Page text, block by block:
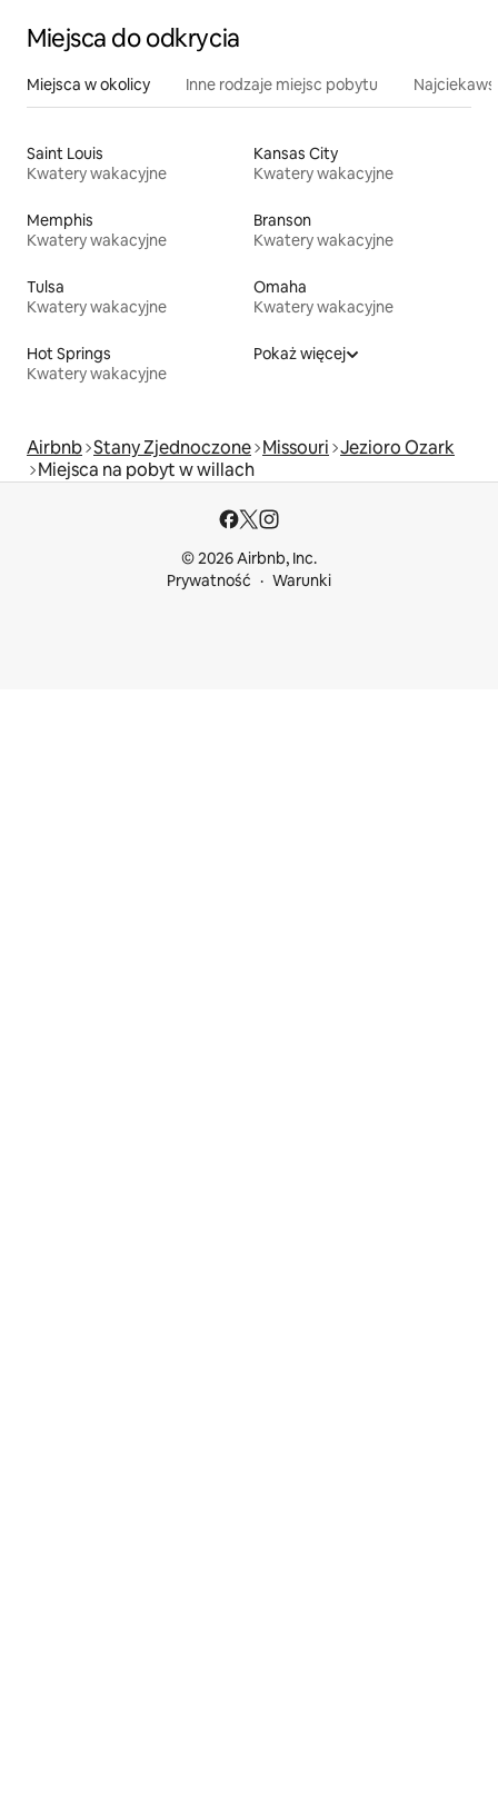
Miejsca do odkrycia
Miejsca w okolicy Inne rodzaje miejsc pobytu
Saint Louis
Kwatery wakacyjne
Kansas City
Kwatery wakacyjne
Memphis
Kwatery wakacyjne
Branson
Kwatery wakacyjne
Tulsa
Kwatery wakacyjne
Omaha
Kwatery wakacyjne
Hot Springs
Kwatery wakacyjne
Pokaż więcej
Airbnb Stany Zjednoczone Missouri Jezioro Ozark
Miejsca na pobyt w willach
© 2026 Airbnb, Inc.
Prywatność
Warunki